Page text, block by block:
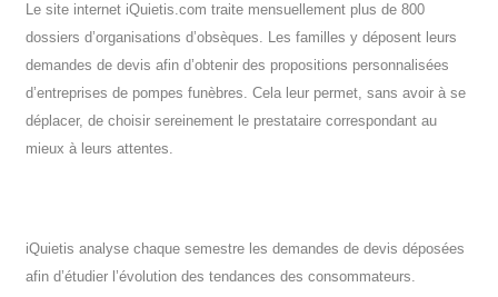
Le site internet iQuietis.com traite mensuellement plus de 800
dossiers d’organisations d’obsèques. Les familles y déposent leurs
demandes de devis afin d’obtenir des propositions personnalisées
d’entreprises de pompes funèbres. Cela leur permet, sans avoir à se
déplacer, de choisir sereinement le prestataire correspondant au
mieux à leurs attentes.
iQuietis analyse chaque semestre les demandes de devis déposées
afin d’étudier l’évolution des tendances des consommateurs.